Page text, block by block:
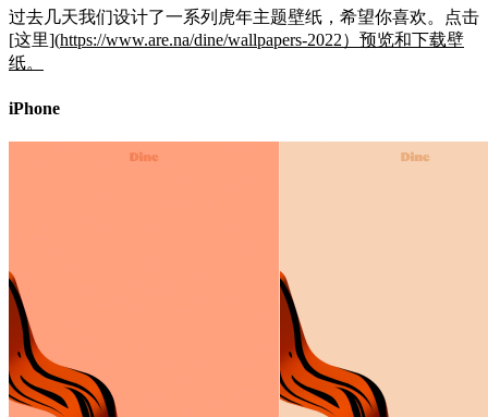
过去几天我们设计了一系列虎年主题壁纸，希望你喜欢。点击
[这里](https://www.are.na/dine/wallpapers-2022）预览和下载壁
纸。
iPhone